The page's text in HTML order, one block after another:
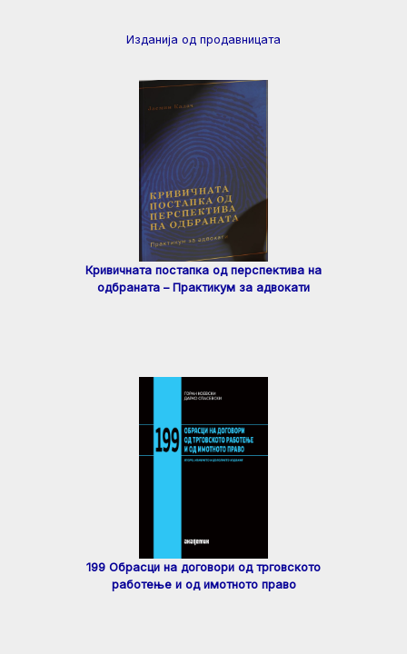
Изданија од продавницата
Кривичната постапка од перспектива на
одбраната – Практикум за адвокати
199 Обрасци на договори од трговското
работење и од имотното право